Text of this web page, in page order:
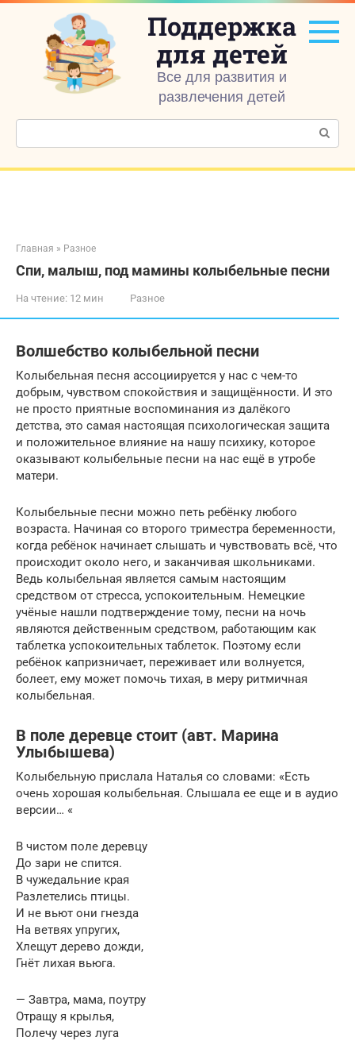
Перейти
контенту
Поддержка
для детей
Все для развития и
развлечения детей
Поиск:
Главная » Разное
Спи, малыш, под мамины колыбельные песни
На чтение: 12 мин Разное
Волшебство колыбельной песни
Колыбельная песня ассоциируется у нас с чем-то
добрым, чувством спокойствия и защищённости. И это
не просто приятные воспоминания из далёкого
детства, это самая настоящая психологическая защита
и положительное влияние на нашу психику, которое
оказывают колыбельные песни на нас ещё в утробе
матери.
Колыбельные песни можно петь ребёнку любого
возраста. Начиная со второго триместра беременности,
когда ребёнок начинает слышать и чувствовать всё, что
происходит около него, и заканчивая школьниками.
Ведь колыбельная является самым настоящим
средством от стресса, успокоительным. Немецкие
учёные нашли подтверждение тому, песни на ночь
являются действенным средством, работающим как
таблетка успокоительных таблеток. Поэтому если
ребёнок капризничает, переживает или волнуется,
болеет, ему может помочь тихая, в меру ритмичная
колыбельная.
В поле деревце стоит (авт. Марина
Улыбышева)
Колыбельную прислала Наталья со словами: «Есть
очень хорошая колыбельная. Слышала ее еще и в аудио
версии… «
В чистом поле деревцу
До зари не спится.
В чужедальние края
Разлетелись птицы.
И не вьют они гнезда
На ветвях упругих,
Хлещут дерево дожди,
Гнёт лихая вьюга.
— Завтра, мама, поутру
Отращу я крылья,
Полечу через луга